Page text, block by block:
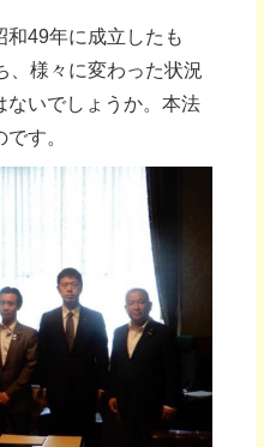
49年に成立したも
、様々に変わった状況
ないでしょうか。本法
す。